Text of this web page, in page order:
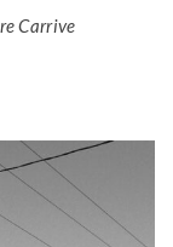
Carrive